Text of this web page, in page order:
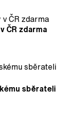
ČR zdarma
sběrateli